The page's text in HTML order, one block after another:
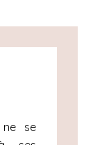
ne se